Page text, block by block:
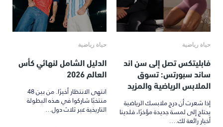
حياة رياضية
فابليتكس تصل إلى سن اند
ساند سبورتس: تسوق
الملابس الرياضية والمزيد
إذا شعرت أن درج ملابسك الرياضية
يحتاج إلى لمسة جديدة مؤخرًا، فلدينا
أخبار رائعة لك….
حياة رياضية
الدليل الشامل لنهائي كأس
العالم 2026
انتهى الانتظار أخيرًا. من بين 48
منتخبًا شاركوا في هذه البطولة
التاريخية عبر ثلاث دول…